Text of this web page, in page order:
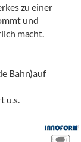
zu einer
und
macht.
Bahn)auf
u.s.